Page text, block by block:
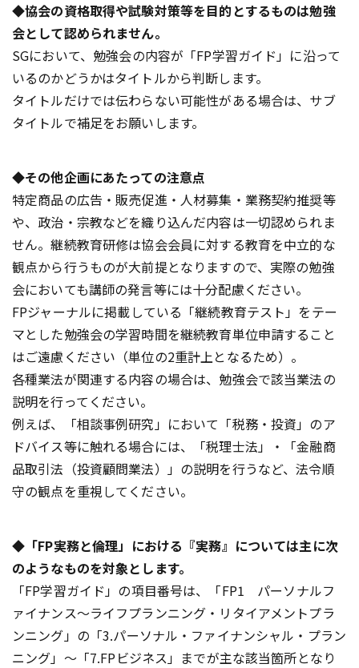
◆協会の資格取得や試験対策等を目的とするものは勉強
会として認められません。
SGにおいて、勉強会の内容が「FP学習ガイド」に沿って
いるのかどうかはタイトルから判断します。
タイトルだけでは伝わらない可能性がある場合は、サブ
タイトルで補足をお願いします。
◆その他企画にあたっての注意点
特定商品の広告・販売促進・人材募集・業務契約推奨等
や、政治・宗教などを織り込んだ内容は一切認められま
せん。継続教育研修は協会会員に対する教育を中立的な
観点から行うものが大前提となりますので、実際の勉強
会においても講師の発言等には十分配慮ください。
FPジャーナルに掲載している「継続教育テスト」をテー
マとした勉強会の学習時間を継続教育単位申請すること
はご遠慮ください（単位の2重計上となるため）。
各種業法が関連する内容の場合は、勉強会で該当業法の
説明を行ってください。
例えば、「相談事例研究」において「税務・投資」のア
ドバイス等に触れる場合には、「税理士法」・「金融商
品取引法（投資顧問業法）」の説明を行うなど、法令順
守の観点を重視してください。
◆「FP実務と倫理」における『実務』については主に次
のようなものを対象とします。
「FP学習ガイド」の項目番号は、「FP1 パーソナルフ
ァイナンス～ライフプランニング・リタイアメントプラ
ンニング」の「3.パーソナル・ファイナンシャル・プラン
ニング」～「7.FPビジネス」までが主な該当箇所となり